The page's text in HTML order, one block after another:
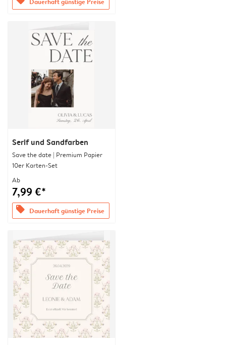
Serif und Sandfarben
Save the date | Premium Papier
10er Karten-Set
Ab
7,99 €*
offers Dauerhaft günstige Preise